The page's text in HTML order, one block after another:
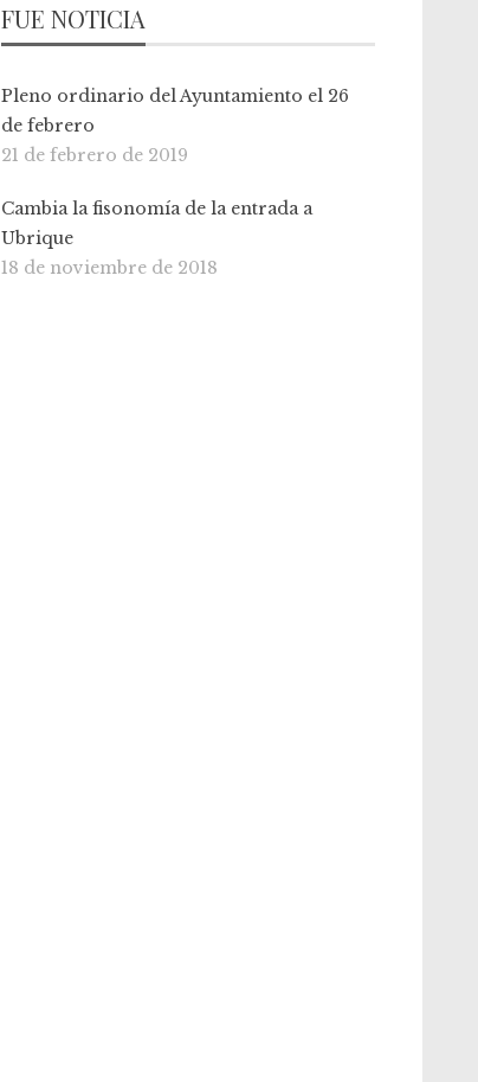
FUE NOTICIA
Pleno ordinario del Ayuntamiento el 26
de febrero
21 de febrero de 2019
Cambia la fisonomía de la entrada a
Ubrique
18 de noviembre de 2018